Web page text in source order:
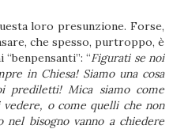
loro presunzione. Forse,
che spesso, purtroppo, è
“Figurati se noi
in Chiesa! Siamo una cosa
prediletti! Mica siamo come
o come quelli che non
nel bisogno vanno a chiedere